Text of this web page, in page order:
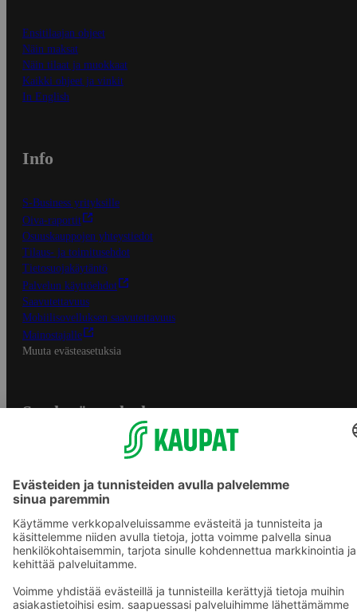
Ensitilaajan ohjeet
Näin maksat
Näin tilaat ja muokkaat
Kaikki ohjeet ja vinkit
In English
Info
S-Business yrityksille
Oiva-raportit
Osuuskauppojen yhteystiedot
Tilaus- ja toimitusehdot
Tietosuojakäytäntö
Palvelun käyttöehdot
Saavutettavuus
Mobiilisovelluksen saavutettavuus
Mainostajalle
Muuta evästeasetuksia
S-ryhmän palvelut
Yhteishyvä Ruoka -sovellus
S-ostoslista -sovellus
Prisma.fi
Sokos.fi
S-Pankki
Sokos Hotels